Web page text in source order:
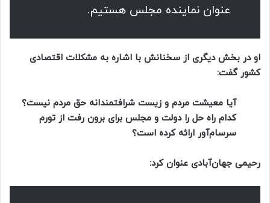
عنوان نماینده مجلس هستیم.
او در بخش دیگری از سخنانش با اشاره به مشکلات اقتصادی
کشور گفت:
آیا معیشت مردم و زیست شرافتمندانه حق مردم نیست؟
کدام راه حل را دولت و مجلس برای برون رفت از تورم
سرسام‌آور ارائه کرده است؟
رحیمی جهان‌آبادی عنوان کرد: